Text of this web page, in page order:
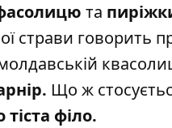
та
страви говорить
Що ж
філо.